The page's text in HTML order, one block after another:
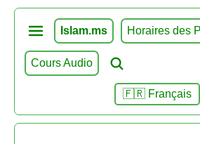
Islam.ms Horaires des
Cours Audio
🇫🇷 Français